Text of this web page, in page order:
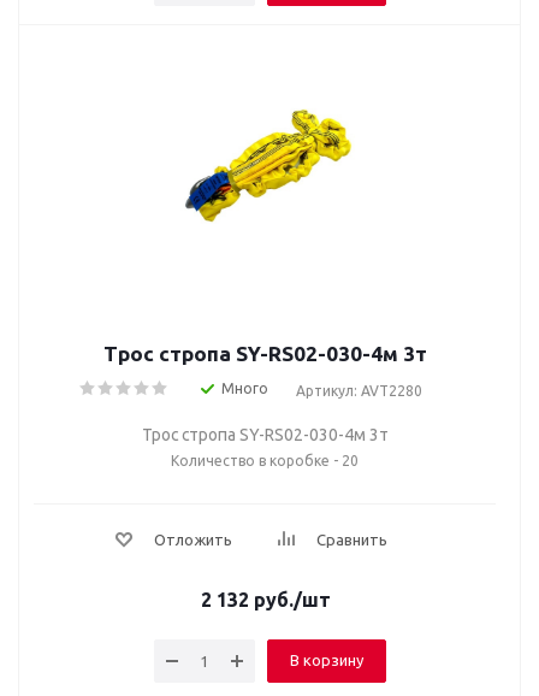
Трос стропа SY-RS02-030-4м 3т
Много Артикул: AVT2280
Трос стропа SY-RS02-030-4м 3т
Количество в коробке - 20
Отложить Сравнить
2 132 руб./шт
В корзину